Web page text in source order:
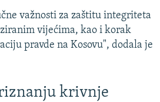
važnosti za zaštitu integriteta
vijećima, kao i korak
pravde na Kosovu", dodala je
krivnje